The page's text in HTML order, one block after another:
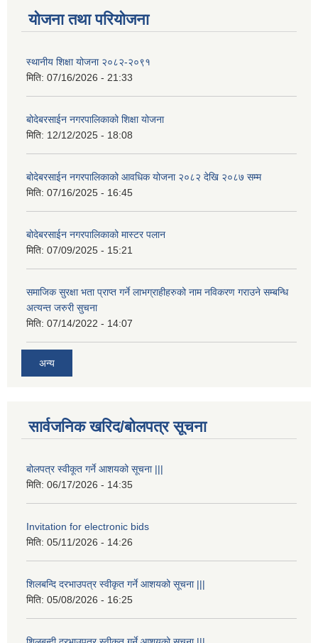
योजना तथा परियोजना
स्थानीय शिक्षा योजना २०८२-२०९१
मिति: 07/16/2026 - 21:33
बोदेबरसाईन नगरपालिकाको शिक्षा योजना
मिति: 12/12/2025 - 18:08
बोदेबरसाईन नगरपालिकाको आवधिक योजना २०८२ देखि २०८७ सम्म
मिति: 07/16/2025 - 16:45
बोदेबरसाईन नगरपालिकाको मास्टर पलान
मिति: 07/09/2025 - 15:21
समाजिक सुरक्षा भता प्राप्त गर्ने लाभग्राहीहरुको नाम नविकरण गराउने सम्बन्धि
अत्यन्त जरुरी सुचना
मिति: 07/14/2022 - 14:07
अन्य
सार्वजनिक खरिद/बोलपत्र सूचना
बोलपत्र स्वीकूत गर्ने आशयको सूचना |||
मिति: 06/17/2026 - 14:35
Invitation for electronic bids
मिति: 05/11/2026 - 14:26
शिलबन्दि दरभाउपत्र स्वीकृत गर्ने आशयको सूचना |||
मिति: 05/08/2026 - 16:25